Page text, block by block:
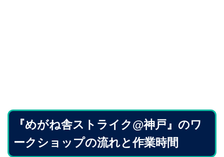
『めがね舎ストライク@神戸』のワ
ークショップの流れと作業時間